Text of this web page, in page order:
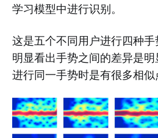
学习模型中进行识别。
这是五个不同用户进行四种
明显看出手势之间的差异是
进行同一手势时是有很多相似